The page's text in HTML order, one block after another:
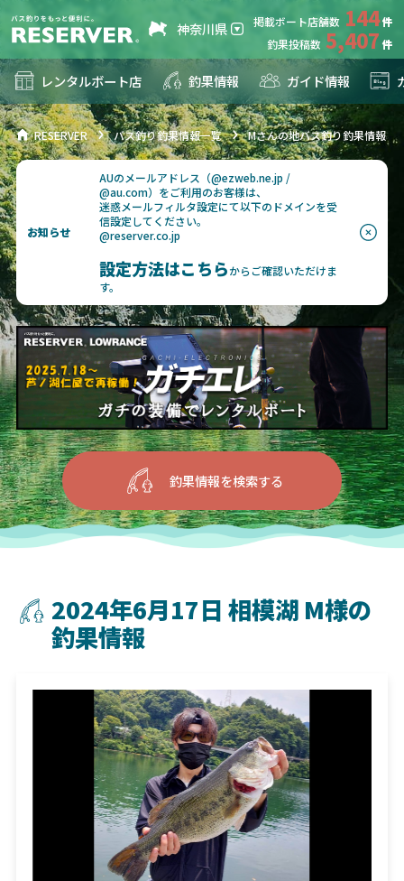
神奈川県 掲載ボート店舗数 144
釣果投稿数 5,407
レンタルボート店 釣果情報 ガイド情報
RESERVER バス釣り釣果情報一覧 Mさんの地バス釣り釣果情報
お知らせ
AUのメールアドレス（@ezweb.ne.jp /
@au.com）をご利用のお客様は、
迷惑メールフィルタ設定にて以下のドメインを受
信設定してください。
@reserver.co.jp
設定方法はこちらからご確認いただけま
す。
釣果情報を検索する
2024年6月17日 相模湖 M様の
釣果情報